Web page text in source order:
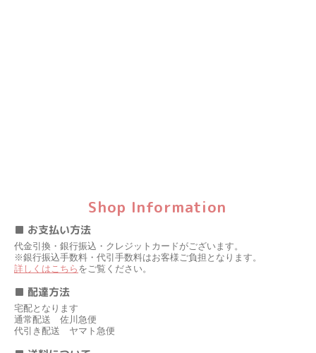
Shop Information
■ お支払い方法
代金引換・銀行振込・クレジットカードがございます。
※銀行振込手数料・代引手数料はお客様ご負担となります。
詳しくはこちら をご覧ください。
■ 配達方法
宅配となります
通常配送 佐川急便
代引き配送 ヤマト急便